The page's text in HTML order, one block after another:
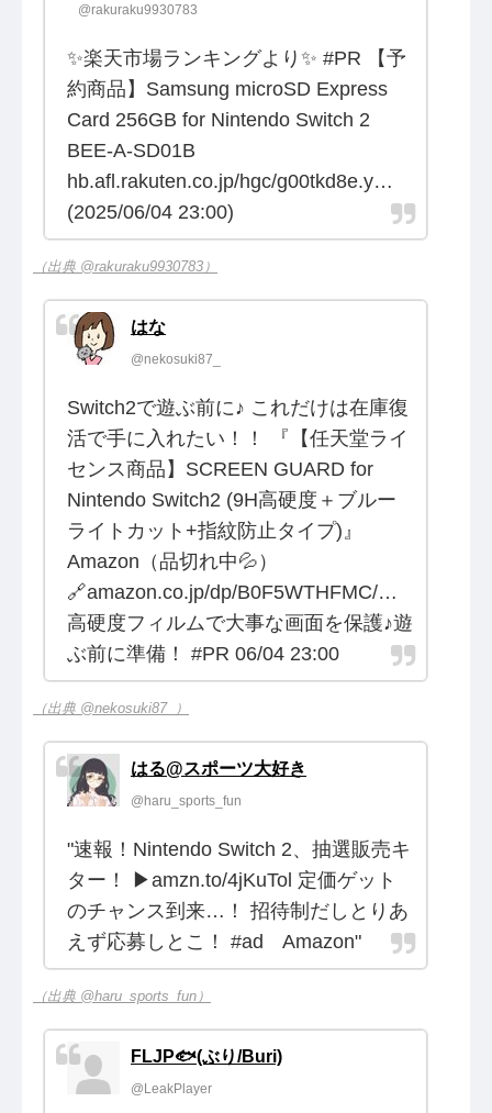
@rakuraku9930783
✨楽天市場ランキングより✨ #PR 【予
約商品】Samsung microSD Express
Card 256GB for Nintendo Switch 2
BEE-A-SD01B
hb.afl.rakuten.co.jp/hgc/g00tkd8e.y…
(2025/06/04 23:00)
（出典 @rakuraku9930783）
はな
@nekosuki87_
Switch2で遊ぶ前に♪ これだけは在庫復
活で手に入れたい！！ 『【任天堂ライ
センス商品】SCREEN GUARD for
Nintendo Switch2 (9H高硬度＋ブルー
ライトカット+指紋防止タイプ)』
Amazon（品切れ中💦）
🔗amazon.co.jp/dp/B0F5WTHFMC/…
高硬度フィルムで大事な画面を保護♪遊
ぶ前に準備！ #PR 06/04 23:00
（出典 @nekosuki87_）
はる@スポーツ大好き
@haru_sports_fun
"速報！Nintendo Switch 2、抽選販売キ
ター！ ▶amzn.to/4jKuTol 定価ゲット
のチャンス到来…！ 招待制だしとりあ
えず応募しとこ！ #ad Amazon"
（出典 @haru_sports_fun）
FLJP🐟(ぶり/Buri)
@LeakPlayer